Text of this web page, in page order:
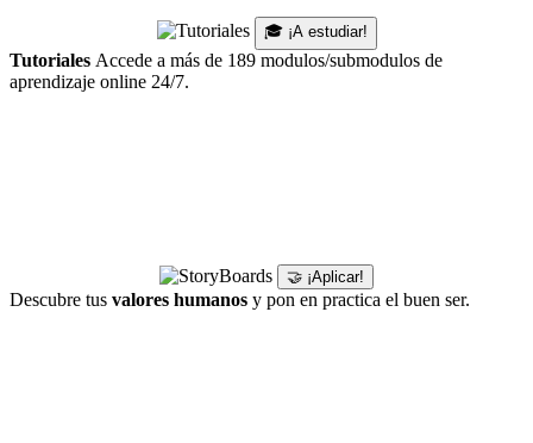
🎓 ¡A estudiar!
Tutoriales Accede a más de 189 modulos/submodulos de
aprendizaje online 24/7.
🤝 ¡Aplicar!
Descubre tus valores humanos y pon en practica el buen ser.